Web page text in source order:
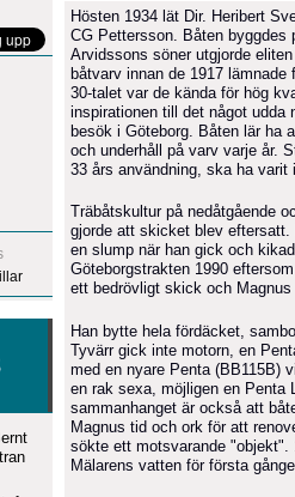
Hösten 1934 lät Dir. Heribert
CG Pettersson. Båten byggdes
Arvidssons söner utgjorde
båtvarv innan de 1917
30-talet var de kända för hög
inspirationen till det något udda
besök i Göteborg. Båten lär ha
och underhåll på varv varje år.
33 års användning, ska ha
Träbåtskultur på nedåtgående
gjorde att skicket blev eftersatt.
en slump när han gick och
Göteborgstrakten 1990
ett bedrövligt skick och
Han bytte hela fördäcket,
Tyvärr gick inte motorn, en
med en nyare Penta (BB115B)
en rak sexa, möjligen en Penta
sammanhanget är också att
Magnus tid och ork för att
sökte ett motsvarande
Mälarens vatten för första